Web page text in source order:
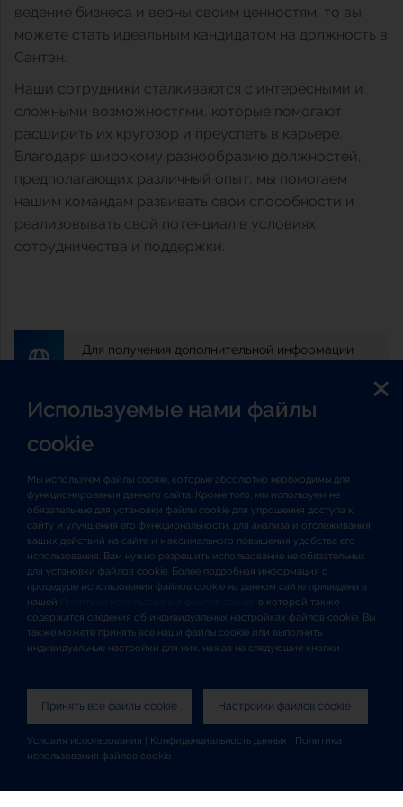
ведение бизнеса и верны своим ценностям, то вы
можете стать идеальным кандидатом на должность в
Сантэн.
Наши сотрудники сталкиваются с интересными и
сложными возможностями, которые помогают
расширить их кругозор и преуспеть в карьере.
Благодаря широкому разнообразию должностей,
предполагающих различный опыт, мы помогаем
нашим командам развивать свои способности и
реализовывать свой потенциал в условиях
сотрудничества и поддержки.
Для получения дополнительной информации
Используемые нами файлы
cookie
Мы используем файлы cookie, которые абсолютно необходимы для
функционирования данного сайта. Кроме того, мы используем не
обязательные для установки файлы cookie для упрощения доступа к
сайту и улучшения его функциональности, для анализа и отслеживания
ваших действий на сайте и максимального повышения удобства его
использования. Вам нужно разрешить использование не обязательных
для установки файлов cookie. Более подробная информация о
процедуре использования файлов cookie на данном сайте приведена в
нашей
, в которой также
содержатся сведения об индивидуальных настройках файлов cookie. Вы
также можете принять все наши файлы cookie или выполнить
индивидуальные настройки для них, нажав на следующие кнопки.
Принять все файлы cookie Настройки файлов cookie
Условия использования Конфиденциальность данных
Политика
использования файлов cookie